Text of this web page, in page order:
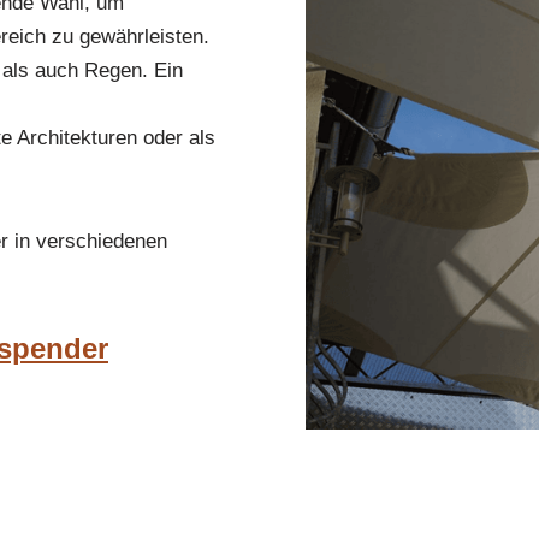
zu gewährleisten.
auch Regen. Ein
Architekturen oder als
in verschiedenen